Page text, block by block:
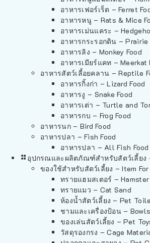
อาหารเฟอร์เร็ต – Ferret
อาหารหนู – Rats & Mice
อาหารเม่นแคระ –
อาหารกระรอกดิน – Prairie
อาหารลิง – Monkey Food
อาหารเมียร์แคท – Meerkat
อาหารสัตว์เลี้อยคลาน – Reptile
อาหารกิ้งก่า – Lizard Food
อาหารงู – Snake Food
อาหารเต่า – Turtle and
อาหารกบ – Frog Food
อาหารนก – Bird Food
อาหารปลา – Fish Food
อาหารปลา – All Fish Food
อุปกรณและผลิตภัณฑ์สำหรับสัตว์เลี้ยง
ของใช้สำหรับสัตว์เลี้ยง – Item
ทรายแฮมสเตอร์ – Hamster
ทรายแมว – Cat Sand
ห้องน้ำสัตว์เลี้ยง – Pet
ชามและเครื่องป้อน –
ของเล่นสัตว์เลี้ยง – Pet
วัสดุรองกรง – Cage